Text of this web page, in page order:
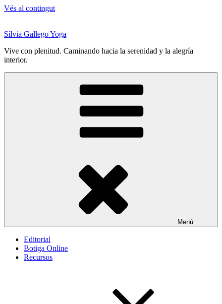
Vés al contingut
Sílvia Gallego Yoga
Vive con plenitud. Caminando hacia la serenidad y la alegría
interior.
Menú
Editorial
Botiga Online
Recursos